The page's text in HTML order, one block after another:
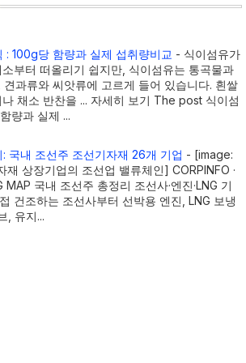
: 100g당 함량과 실제 섭취량비교 - 식이섬유가
부터 떠올리기 쉽지만, 식이섬유는 통곡물과
과류와 씨앗류에 고르게 들어 있습니다. 흰쌀
채소 반찬을 ... 자세히 보기 The post 식이섬
량과 실제 ...
국내 조선주 조선기자재 26개 기업 - [image:
재 상장기업의 조선업 밸류체인] CORPINFO ·
MAP 국내 조선주 총정리 조선사·엔진·LNG 기
건조하는 조선사부터 선박용 엔진, LNG 보냉
, 유지...